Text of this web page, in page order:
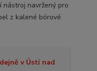
nástroj navržený pro
z kalené bórové
v Ústí nad